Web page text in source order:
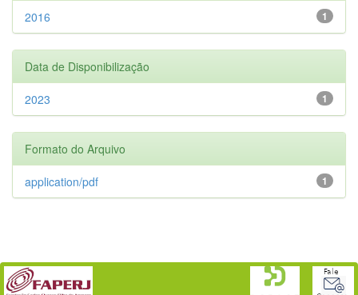
1
2016
Data de Disponibilização
1
2023
Formato do Arquivo
1
application/pdf